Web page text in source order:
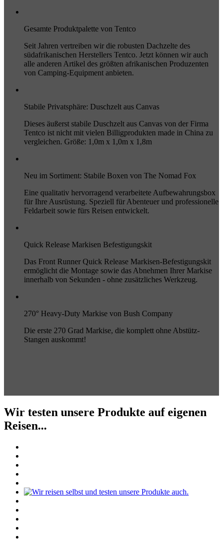
Gesamte Produktpalette von Tentco
Seit Jahren vertreiben wir die robusten Dachzelte des
südafrikanischen Herstellers Tentco. Jetzt können wir auch
alle anderen Artikel des größten afrikanischen Produzenten
von Camping-Equipment anbieten.
Stabile Privatsphäre: Duschzelt aus Canvas
Dieses äußerst stabile Duschzelt aus Canvas von der Firma
Tentco ist nicht mit vielen Billigprodukten made in China zu
vergleichen. Größe: 1,0m x 1,0m x 1,8m
Neu im Sortiment: Stabile Boxen von The Nomad Fox
Eine qualitativ hervorragend verarbeitete Aufbewahrungsbox
für Ihre Ausrüstung. Speziell für Abenteuer und professionelle
Feldarbeit sowie fürs Reisen entwickelt.
Quick Release Markisen Befestigungskit
Das Front Runner Quick Release Markisen-Befestigungskit
ermöglicht die Montage sowie das Abnehmen Ihrer Markise
innerhalb von Sekunden - ohne zusätzliches Werkzeug.
270° Heavy-Duty Markise von Bush Company
Die erste 270 Grad Markise, die komplett ohne Abstütz-
Stangen auskommt!
Wir testen unsere Produkte auf eigenen
Reisen...